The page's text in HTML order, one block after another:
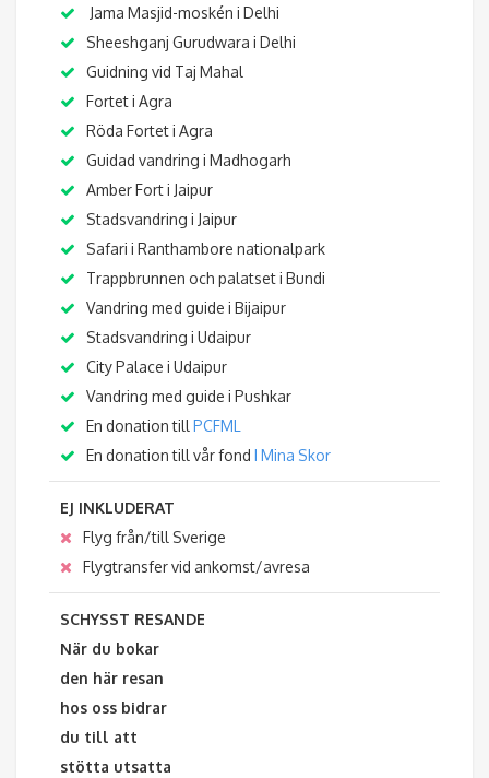
Jama Masjid-moskén i Delhi
Sheeshganj Gurudwara i Delhi
Guidning vid Taj Mahal
Fortet i Agra
Röda Fortet i Agra
Guidad vandring i Madhogarh
Amber Fort i Jaipur
Stadsvandring i Jaipur
Safari i Ranthambore nationalpark
Trappbrunnen och palatset i Bundi
Vandring med guide i Bijaipur
Stadsvandring i Udaipur
City Palace i Udaipur
Vandring med guide i Pushkar
En donation till PCFML
En donation till vår fond I Mina Skor
EJ INKLUDERAT
Flyg från/till Sverige
Flygtransfer vid ankomst/avresa
SCHYSST RESANDE
När du bokar
den här resan
hos oss bidrar
du till att
stötta utsatta